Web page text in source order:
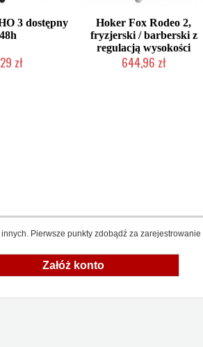
3 dostępny
zł
Hoker Fox Rodeo 2,
fryzjerski / barberski z
regulacją wysokości
644,96 zł
Pierwsze punkty zdobądź za
Załóż konto